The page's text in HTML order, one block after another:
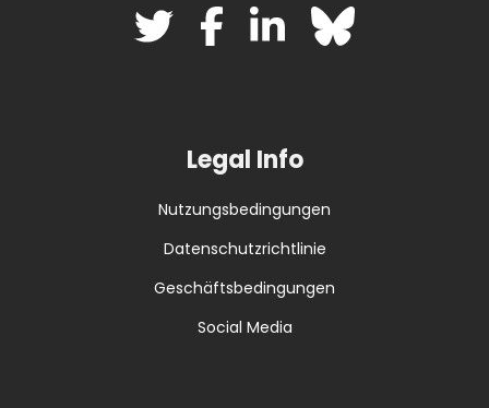
Legal Info
Nutzungsbedingungen
Datenschutzrichtlinie
Geschäftsbedingungen
Social Media